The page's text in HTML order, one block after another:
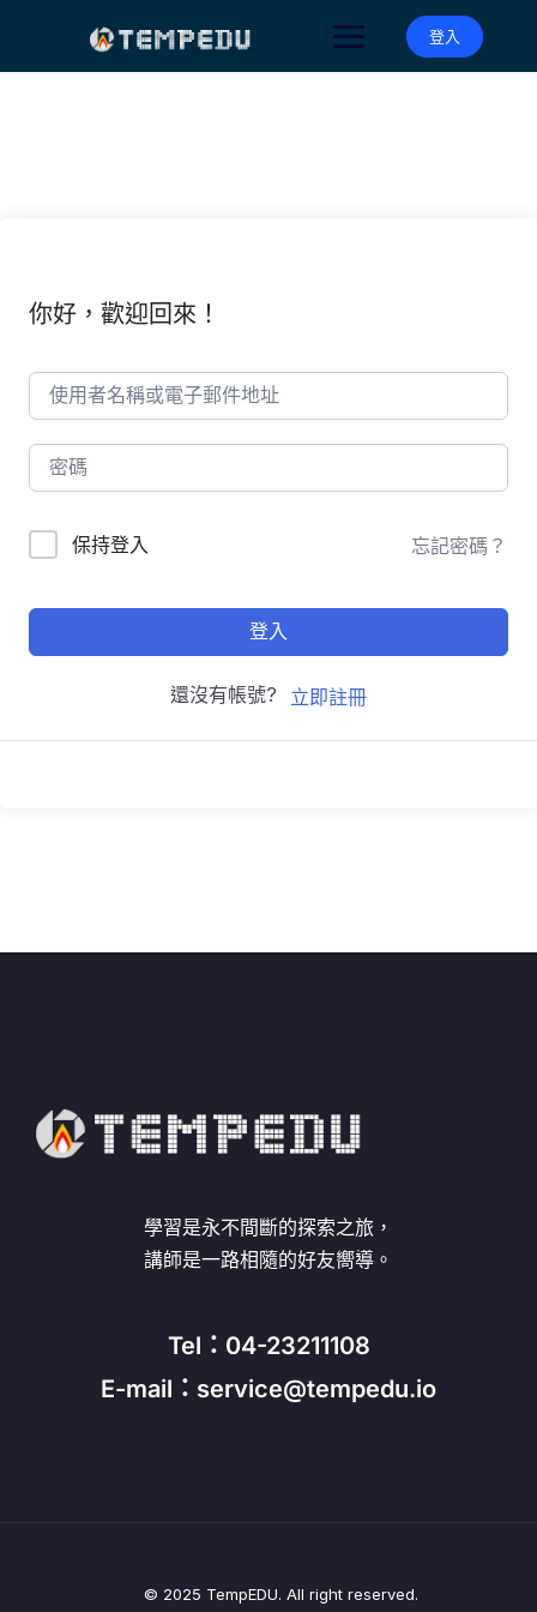
登入
你好，歡迎回來！
保持登入 忘記密碼？
登入
還沒有帳號? 立即註冊
學習是永不間斷的探索之旅，
講師是一路相隨的好友嚮導。
Tel：04-23211108
E-mail：service@tempedu.io
© 2025 TempEDU. All right reserved.